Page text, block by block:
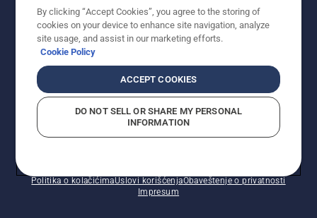
Politika o kolačićimaUslovi korišćenjaObaveštenje o privatnosti
Impresum
By clicking “Accept Cookies”, you agree to the storing of
cookies on your device to enhance site navigation, analyze
site usage, and assist in our marketing efforts.
Cookie Policy
ACCEPT COOKIES
DO NOT SELL OR SHARE MY PERSONAL
INFORMATION